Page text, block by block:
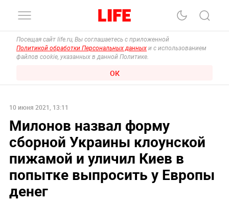
Посещая сайт life.ru, Вы соглашаетесь с приложенной
Политикой обработки Персональных данных и с использованием
файлов cookie, указанных в данной Политике.
ОК
10 июня 2021, 13:11
Милонов назвал форму
сборной Украины клоунской
пижамой и уличил Киев в
попытке выпросить у Европы
денег